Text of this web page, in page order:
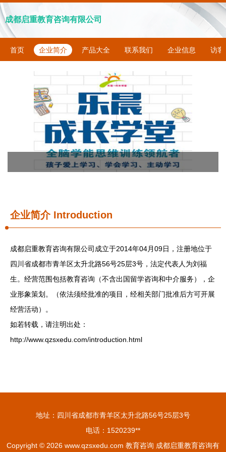
成都启重教育咨询有限公司
首页 企业简介 产品大全 联系我们 企业信息 访客
企业简介 Introduction
成都启重教育咨询有限公司成立于2014年04月09日，注册地位于
四川省成都市青羊区太升北路56号25层3号，法定代表人为刘福
生。经营范围包括教育咨询（不含出国留学咨询和中介服务），企
业形象策划。（依法须经批准的项目，经相关部门批准后方可开展
经营活动）。
如若转载，请注明出处：
http://www.qzsxedu.com/introduction.html
地址：四川省成都市青羊区太升北路56号25层3号
电话：1520239**
Copyright © 2026 www.qzsxedu.com 教育咨询 成都启重教育咨询有